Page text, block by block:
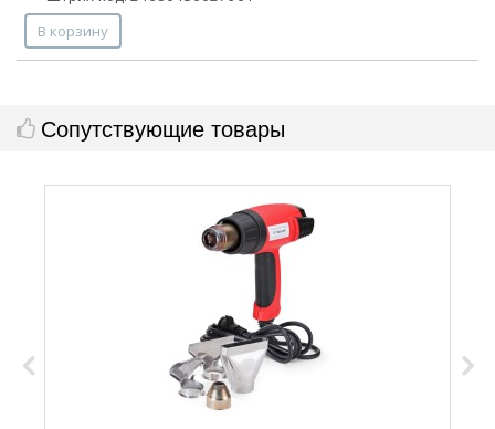
В корзину
Сопутствующие товары